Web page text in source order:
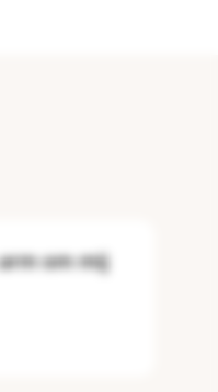
om mij